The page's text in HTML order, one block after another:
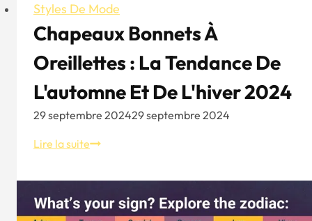
Styles De Mode
Chapeaux Bonnets À
Oreillettes : La Tendance De
L'automne Et De L'hiver 2024
29 septembre 202429 septembre 2024
Lire la suiteChapeaux
à
oreillettes
: